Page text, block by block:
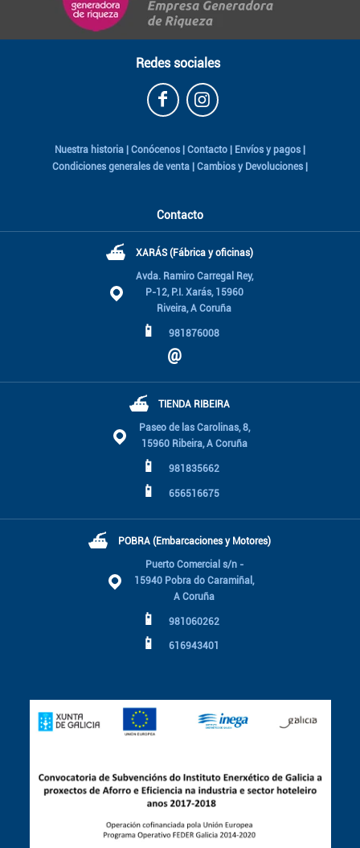
Redes sociales
Nuestra historia | Conócenos | Contacto | Envíos y pagos |
Condiciones generales de venta | Cambios y Devoluciones |
Contacto
⛴ XARÁS (Fábrica y oficinas)
Avda. Ramiro Carregal Rey,
P-12, P.I. Xarás, 15960
Riveira, A Coruña
📱 981876008
@
⛴ TIENDA RIBEIRA
Paseo de las Carolinas, 8,
15960 Ribeira, A Coruña
📱 981835662
📱 656516675
⛴ POBRA (Embarcaciones y Motores)
Puerto Comercial s/n -
15940 Pobra do Caramiñal,
A Coruña
📱 981060262
📱 616943401